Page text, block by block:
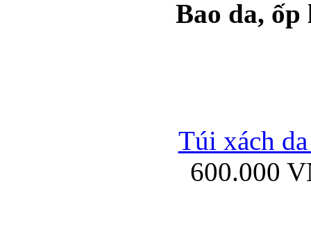
Ốp lưng silicon
Bao da,
Túi xách
600.000